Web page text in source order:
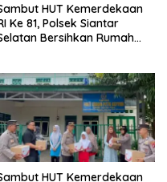
HUT Kemerdekaan
Ke 81, Polsek Siantar
Bersihkan Rumah
HUT Kemerdekaan